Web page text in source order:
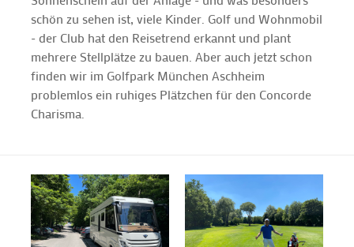
schön zu sehen ist, viele Kinder. Golf und Wohnmobil
- der Club hat den Reisetrend erkannt und plant
mehrere Stellplätze zu bauen. Aber auch jetzt schon
finden wir im Golfpark München Aschheim
problemlos ein ruhiges Plätzchen für den Concorde
Charisma.